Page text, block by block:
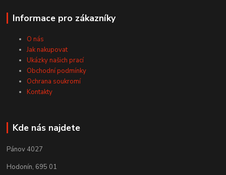
Informace pro zákazníky
O nás
Jak nakupovat
Ukázky našich prací
Obchodní podmínky
Ochrana soukromí
Kontakty
Kde nás najdete
Pánov 4027
Hodonín, 695 01